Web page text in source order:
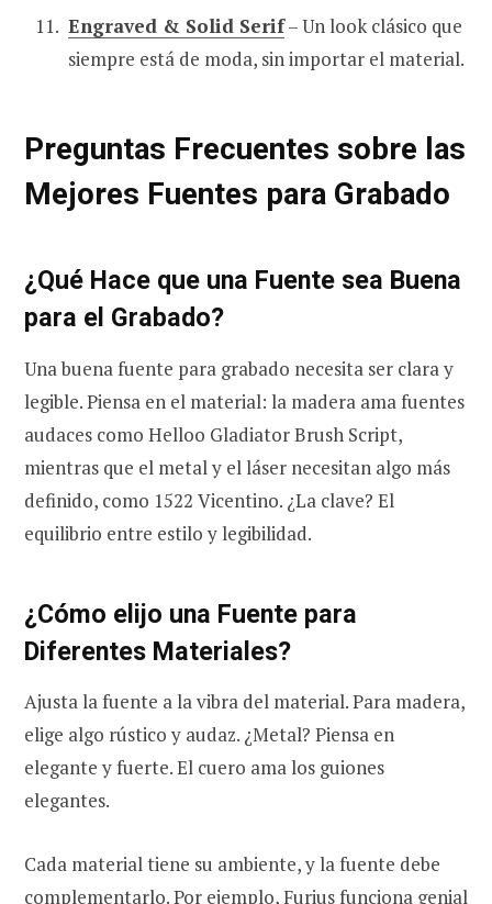
Engraved & Solid Serif– Un look clásico que
siempre está de moda, sin importar el material.
Preguntas Frecuentes sobre las
Mejores Fuentes para Grabado
¿Qué Hace que una Fuente sea Buena
para el Grabado?
Una buena fuente para grabado necesita ser clara y
legible. Piensa en el material: la madera ama fuentes
audaces como Helloo Gladiator Brush Script,
mientras que el metal y el láser necesitan algo más
definido, como 1522 Vicentino. ¿La clave? El
equilibrio entre estilo y legibilidad.
¿Cómo elijo una Fuente para
Diferentes Materiales?
Ajusta la fuente a la vibra del material. Para madera,
elige algo rústico y audaz. ¿Metal? Piensa en
elegante y fuerte. El cuero ama los guiones
elegantes.
Cada material tiene su ambiente, y la fuente debe
complementarlo. Por ejemplo, Furius funciona genial